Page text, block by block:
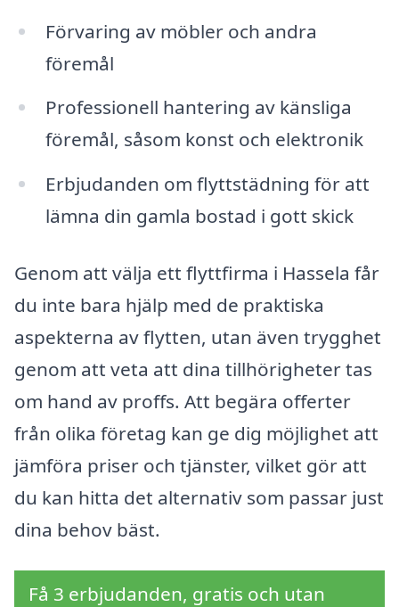
Förvaring av möbler och andra
föremål
Professionell hantering av känsliga
föremål, såsom konst och elektronik
Erbjudanden om flyttstädning för att
lämna din gamla bostad i gott skick
Genom att välja ett flyttfirma i Hassela får
du inte bara hjälp med de praktiska
aspekterna av flytten, utan även trygghet
genom att veta att dina tillhörigheter tas
om hand av proffs. Att begära offerter
från olika företag kan ge dig möjlighet att
jämföra priser och tjänster, vilket gör att
du kan hitta det alternativ som passar just
dina behov bäst.
Få 3 erbjudanden, gratis och utan